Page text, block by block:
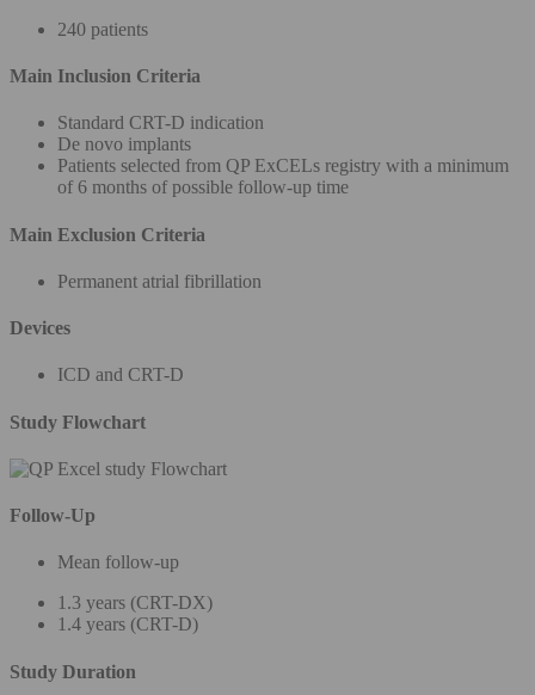
240 patients
Main Inclusion Criteria
Standard CRT-D indication
De novo implants
Patients selected from QP ExCELs registry with a minimum
of 6 months of possible follow-up time
Main Exclusion Criteria
Permanent atrial fibrillation
Devices
ICD and CRT-D
Study Flowchart
Follow-Up
Mean follow-up
1.3 years (CRT-DX)
1.4 years (CRT-D)
Study Duration